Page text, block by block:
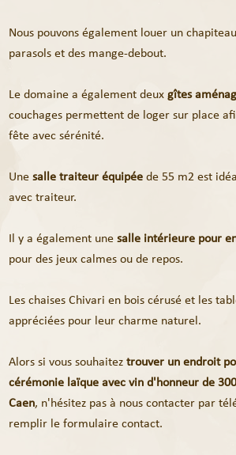
Nous pouvons également louer un
parasols et des mange-debout.
Le domaine a également deuxgîtes
couchages permettent de loger sur place
fête avec sérénité.
Unesalle traiteur équipéede 55 m2 est
avec traiteur.
Il y a également unesalle intérieure pour
pour des jeux calmes ou de repos.
Les chaises Chivari en bois cérusé et les
appréciées pour leur charme naturel.
Alors si vous souhaiteztrouver un endroit
cérémonie laïque avec vin d'honneur de
Caen, n'hésitez pas à nous contacter par
remplir le formulaire contact.